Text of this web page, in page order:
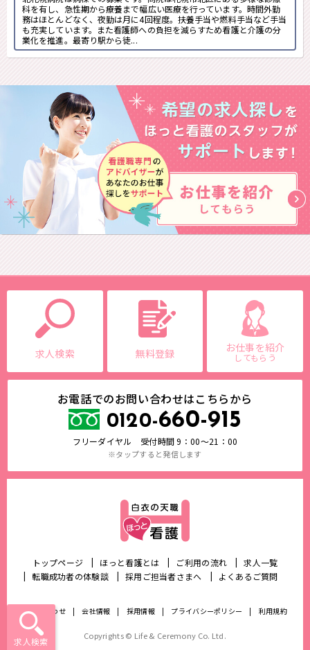
科を有し、急性期から療養まで幅広い医療を行っています。時間外勤
務はほとんどなく、夜勤は月に4回程度。扶養手当や燃料手当など手当
も充実しています。また看護師への負担を減らすため看護と介護の分
業化を推進。最寄り駅から徒...
求人検索
求人検索 無料登録 お仕事を紹介
してもらう
お電話でのお問い合わせはこちらから
0120-660-915
フリーダイヤル 受付時間 9：00～21：00
※タップすると発信します
トップページ ほっと看護とは ご利用の流れ
求人一覧
転職成功者の体験談
採用ご担当者さまへ よくあるご質問
お問い合わせ 会社情報 採用情報 プライバシーポリシー 利用規約
Copyrights © Life & Ceremony Co. Ltd.